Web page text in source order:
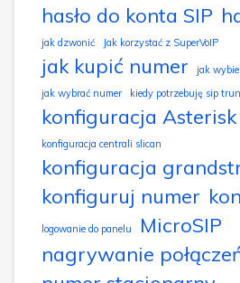
hasło do konta SIP
jak dzwonić Jak korzystać z SuperVoIP
jak kupić numer
jak
jak wybrać numer
kiedy potrzebuję sip
konfiguracja Asterisk
konfiguracja centrali slican
konfiguracja
konfiguruj numer
logowanie do panelu
MicroSIP
nagrywanie